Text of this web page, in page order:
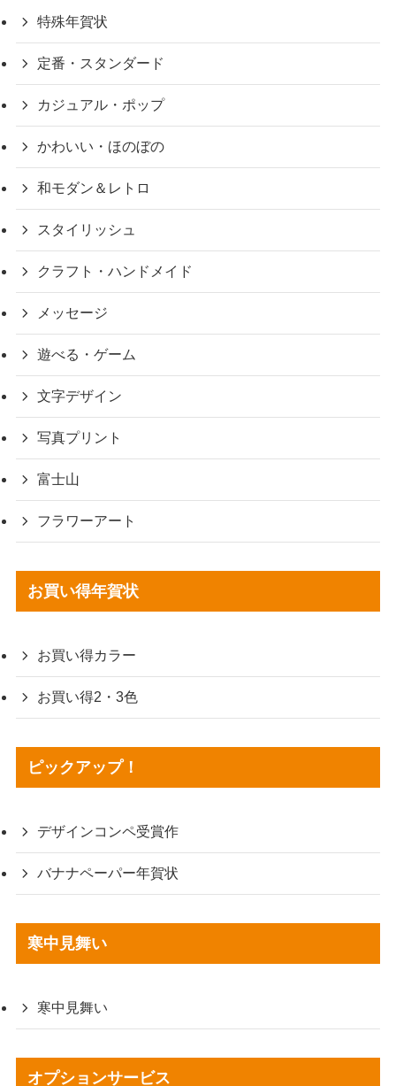
特殊年賀状
定番・スタンダード
カジュアル・ポップ
かわいい・ほのぼの
和モダン＆レトロ
スタイリッシュ
クラフト・ハンドメイド
メッセージ
遊べる・ゲーム
文字デザイン
写真プリント
富士山
フラワーアート
お買い得年賀状
お買い得カラー
お買い得2・3色
ピックアップ！
デザインコンペ受賞作
バナナペーパー年賀状
寒中見舞い
寒中見舞い
オプションサービス